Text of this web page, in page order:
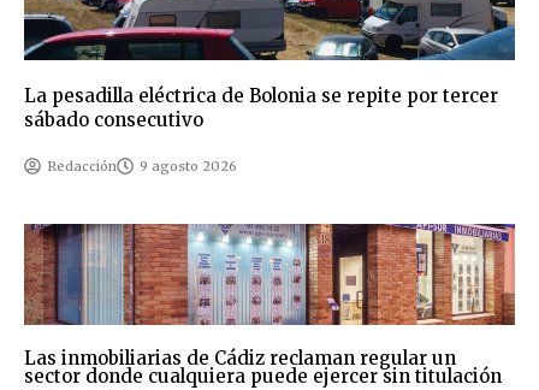
La pesadilla eléctrica de Bolonia se repite por tercer
sábado consecutivo
Redacción 9 agosto 2026
Las inmobiliarias de Cádiz reclaman regular un
sector donde cualquiera puede ejercer sin titulación